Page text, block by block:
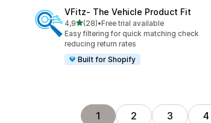
VFitz‑ The Vehicle Product Fit
4,9na 5 gwiazdek
(28)
Łączna liczba recenzji: 28
•Free trial available
Easy filtering for quick matching check
reducing return rates
Built for Shopify
1 2 3 4